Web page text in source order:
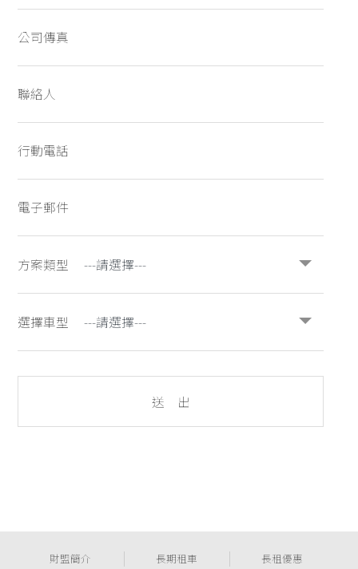
公司傳真
聯絡人
行動電話
電子郵件
方案類型
選擇車型
送 出
財盟簡介 長期租車 長租優惠